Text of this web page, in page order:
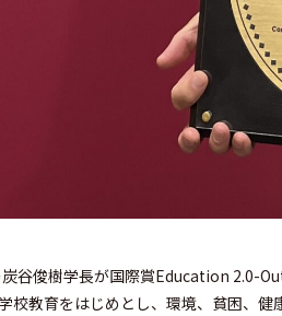
谷俊樹学長が国際賞Education 2.0-
校教育をはじめとし、環境、貧困、